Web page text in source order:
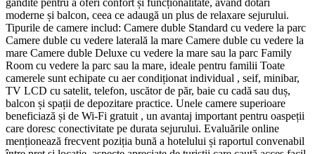
moderne și balcon, ceea ce adaugă un plus de relaxare sejurului.
Tipurile de camere includ: Camere duble Standard cu vedere la parc
Camere duble cu vedere laterală la mare Camere duble cu vedere la
mare Camere duble Deluxe cu vedere la mare sau la parc Family
Room cu vedere la parc sau la mare, ideale pentru familii Toate
camerele sunt echipate cu aer condiționat individual , seif, minibar,
TV LCD cu satelit, telefon, uscător de păr, baie cu cadă sau duș,
balcon și spații de depozitare practice. Unele camere superioare
beneficiază și de Wi‑Fi gratuit , un avantaj important pentru oaspeții
care doresc conectivitate pe durata sejurului. Evaluările online
menționează frecvent poziția bună a hotelului și raportul convenabil